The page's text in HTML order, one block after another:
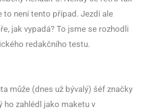
to není tento případ. Jezdí ale
jak vypadá? To jsme se rozhodli
redakčního testu.
může (dnes už bývalý) šéf značky
ho zahlédl jako maketu v